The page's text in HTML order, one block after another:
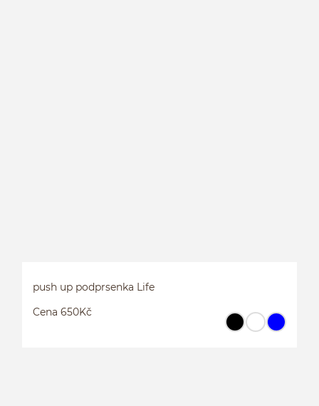
push up podprsenka Life
Cena 650Kč